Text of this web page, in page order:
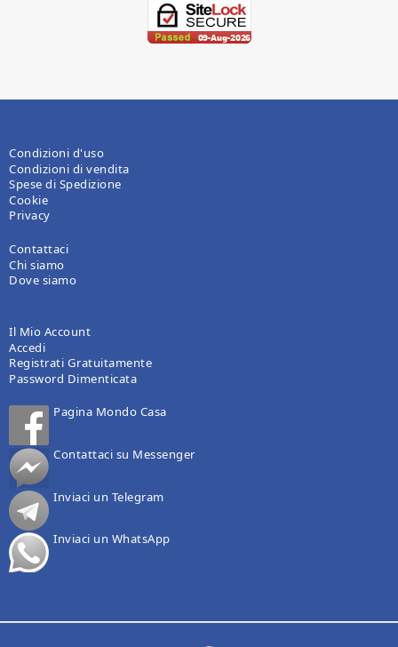
Condizioni d'uso
Condizioni di vendita
Spese di Spedizione
Cookie
Privacy
Contattaci
Chi siamo
Dove siamo
Il Mio Account
Accedi
Registrati Gratuitamente
Password Dimenticata
Pagina Mondo Casa
Contattaci su Messenger
Inviaci un Telegram
Inviaci un WhatsApp